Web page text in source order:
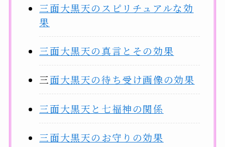
三面大黒天のスピリチュアルな効
果
三面大黒天の真言とその効果
三面大黒天の待ち受け画像の効果
三面大黒天と七福神の関係
三面大黒天のお守りの効果